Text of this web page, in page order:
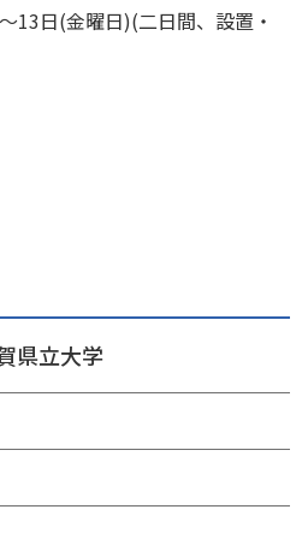
県立大学
13日(金曜日)(二日間、設置・